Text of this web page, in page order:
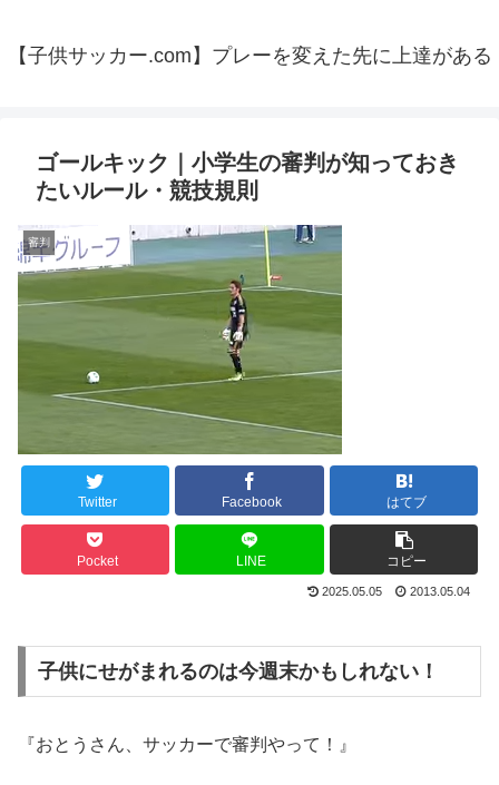
【子供サッカー.com】プレーを変えた先に上達がある
ゴールキック｜小学生の審判が知っておき
たいルール・競技規則
審判
Twitter Facebook はてブ
Pocket LINE コピー
2025.05.05 2013.05.04
子供にせがまれるのは今週末かもしれない！
『おとうさん、サッカーで審判やって！』